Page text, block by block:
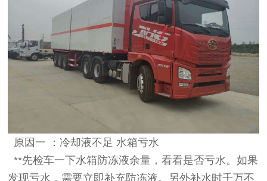
原因一 ：冷却液不足 水箱亏水
**先检车一下水箱防冻液余量，看看是否亏水。如果
发现亏水，需要立即补充防冻液。另外补水时千万不